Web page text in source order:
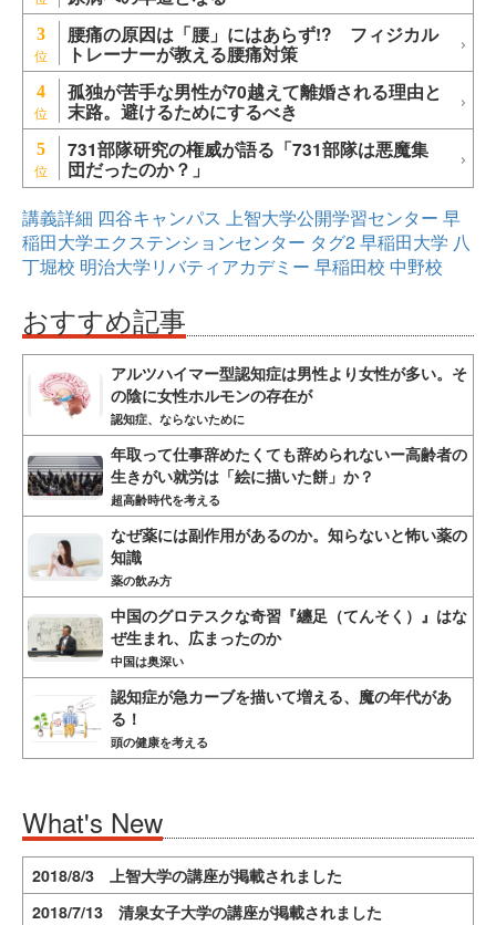
3 腰痛の原因は「腰」にはあらず!? フィジカル
トレーナーが教える腰痛対策
4 孤独が苦手な男性が70越えて離婚される理由と
末路。避けるためにするべき
5 731部隊研究の権威が語る「731部隊は悪魔集
団だったのか？」
講義詳細 四谷キャンパス 上智大学公開学習センター 早
稲田大学エクステンションセンター タグ2早稲田大学 八
丁堀校 明治大学リバティアカデミー 早稲田校 中野校
おすすめ記事
アルツハイマー型認知症は男性より女性が多い。そ
の陰に女性ホルモンの存在が
認知症、ならないために
年取って仕事辞めたくても辞められないー高齢者の
生きがい就労は「絵に描いた餅」か？
超高齢時代を考える
なぜ薬には副作用があるのか。知らないと怖い薬の
知識
薬の飲み方
中国のグロテスクな奇習『纏足（てんそく）』はな
ぜ生まれ、広まったのか
中国は奥深い
認知症が急カーブを描いて増える、魔の年代があ
る！
頭の健康を考える
What's New
2018/8/3 上智大学の講座が掲載されました
2018/7/13 清泉女子大学の講座が掲載されました